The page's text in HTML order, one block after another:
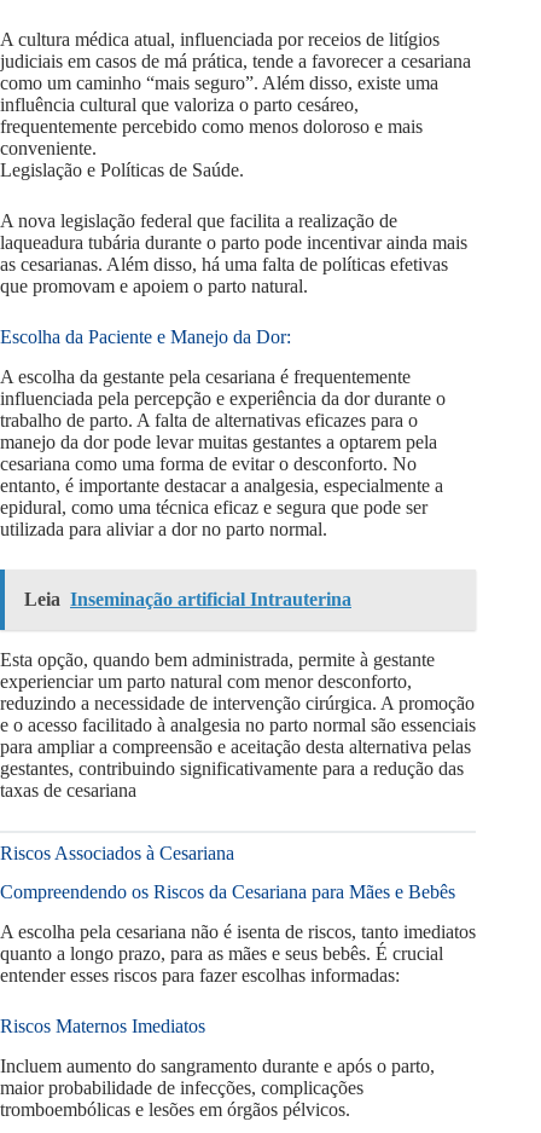
A cultura médica atual, influenciada por receios de litígios
judiciais em casos de má prática, tende a favorecer a cesariana
como um caminho “mais seguro”. Além disso, existe uma
influência cultural que valoriza o parto cesáreo,
frequentemente percebido como menos doloroso e mais
conveniente.
Legislação e Políticas de Saúde.
A nova legislação federal que facilita a realização de
laqueadura tubária durante o parto pode incentivar ainda mais
as cesarianas. Além disso, há uma falta de políticas efetivas
que promovam e apoiem o parto natural.
Escolha da Paciente e Manejo da Dor:
A escolha da gestante pela cesariana é frequentemente
influenciada pela percepção e experiência da dor durante o
trabalho de parto. A falta de alternativas eficazes para o
manejo da dor pode levar muitas gestantes a optarem pela
cesariana como uma forma de evitar o desconforto. No
entanto, é importante destacar a analgesia, especialmente a
epidural, como uma técnica eficaz e segura que pode ser
utilizada para aliviar a dor no parto normal.
Leia Inseminação artificial Intrauterina
Esta opção, quando bem administrada, permite à gestante
experienciar um parto natural com menor desconforto,
reduzindo a necessidade de intervenção cirúrgica. A promoção
e o acesso facilitado à analgesia no parto normal são essenciais
para ampliar a compreensão e aceitação desta alternativa pelas
gestantes, contribuindo significativamente para a redução das
taxas de cesariana
Riscos Associados à Cesariana
Compreendendo os Riscos da Cesariana para Mães e Bebês
A escolha pela cesariana não é isenta de riscos, tanto imediatos
quanto a longo prazo, para as mães e seus bebês. É crucial
entender esses riscos para fazer escolhas informadas:
Riscos Maternos Imediatos
Incluem aumento do sangramento durante e após o parto,
maior probabilidade de infecções, complicações
tromboembólicas e lesões em órgãos pélvicos.